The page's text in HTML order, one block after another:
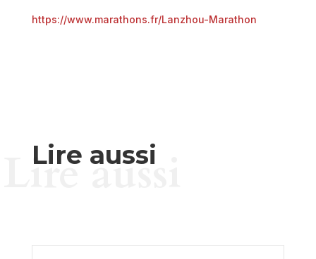
https://www.marathons.fr/Lanzhou-Marathon
Lire aussi
Lire aussi